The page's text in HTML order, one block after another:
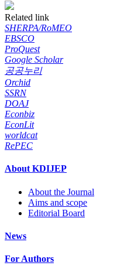
Related link
SHERPA/RoMEO
EBSCO
ProQuest
Google Scholar
공공누리
Orchid
SSRN
DOAJ
Econbiz
EconLit
worldcat
RePEC
About KDIJEP
About the Journal
Aims and scope
Editorial Board
News
For Authors